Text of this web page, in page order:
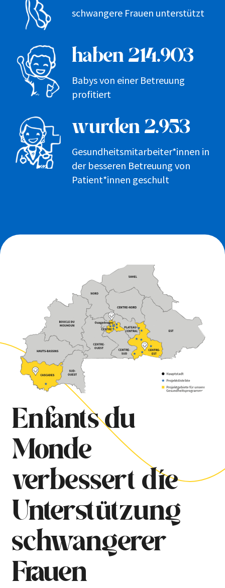
schwangere Frauen unterstützt
haben 214.903
Babys von einer Betreuung
profitiert
wurden 2.953
Gesundheitsmitarbeiter*innen in
der besseren Betreuung von
Patient*innen geschult
Enfants du
Monde
verbessert die
Unterstützung
schwangerer
Frauen